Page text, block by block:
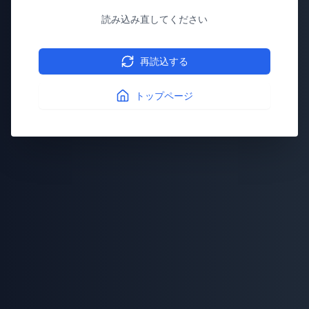
読み込み直してください
再読込する
トップページ